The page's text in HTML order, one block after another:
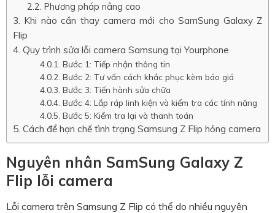
Phương pháp nâng cao
Khi nào cần thay camera mới cho SamSung Galaxy Z
Flip
Quy trình sửa lỗi camera Samsung tại Yourphone
Bước 1: Tiếp nhận thông tin
Bước 2: Tư vấn cách khắc phục kèm báo giá
Bước 3: Tiến hành sửa chữa
Bước 4: Lắp ráp linh kiện và kiểm tra các tính năng
Bước 5: Kiểm tra lại và thanh toán
Cách để hạn chế tình trạng Samsung Z Flip hỏng camera
Nguyên nhân SamSung Galaxy Z
Flip lỗi camera
Lỗi camera trên Samsung Z Flip có thể do nhiều nguyên